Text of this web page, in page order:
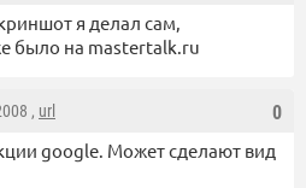
я делал сам,
было на mastertalk.ru
0
, url
google. Может сделают вид